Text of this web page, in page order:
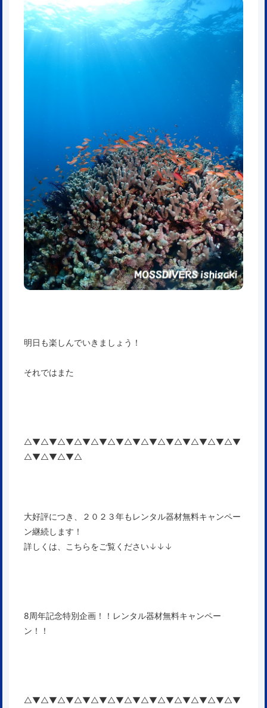
明日も楽しんでいきましょう！
それではまた
△▼△▼△▼△▼△▼△▼△▼△▼△▼△▼△▼△▼△▼
△▼△▼△▼△
大好評につき、２０２３年もレンタル器材無料キャンペー
ン継続します！
詳しくは、こちらをご覧ください↓↓↓
8周年記念特別企画！！レンタル器材無料キャンペー
ン！！
△▼△▼△▼△▼△▼△▼△▼△▼△▼△▼△▼△▼△▼